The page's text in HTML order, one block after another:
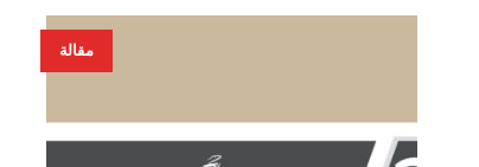
مقالة